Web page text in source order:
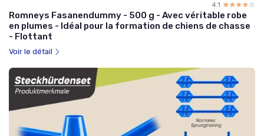
4.1 ☆☆☆☆☆
★★★★★
Romneys Fasanendummy - 500 g - Avec véritable robe
en plumes - Idéal pour la formation de chiens de chasse
- Flottant
Voir le détail